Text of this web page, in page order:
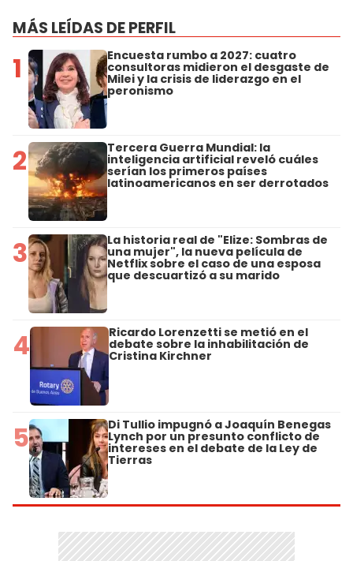
MÁS LEÍDAS DE PERFIL
1 Encuesta rumbo a 2027: cuatro
consultoras midieron el desgaste de
Milei y la crisis de liderazgo en el
peronismo
2 Tercera Guerra Mundial: la
inteligencia artificial reveló cuáles
serían los primeros países
latinoamericanos en ser derrotados
3 La historia real de "Elize: Sombras de
una mujer", la nueva película de
Netflix sobre el caso de una esposa
que descuartizó a su marido
4 Ricardo Lorenzetti se metió en el
debate sobre la inhabilitación de
Cristina Kirchner
5 Di Tullio impugnó a Joaquín Benegas
Lynch por un presunto conflicto de
intereses en el debate de la Ley de
Tierras